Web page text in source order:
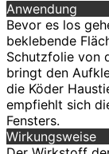
Anwendung
Bevor es los
beklebende
Schutzfolie von
bringt den
die Köder
empfiehlt sich
Fensters.
Wirkungsweise